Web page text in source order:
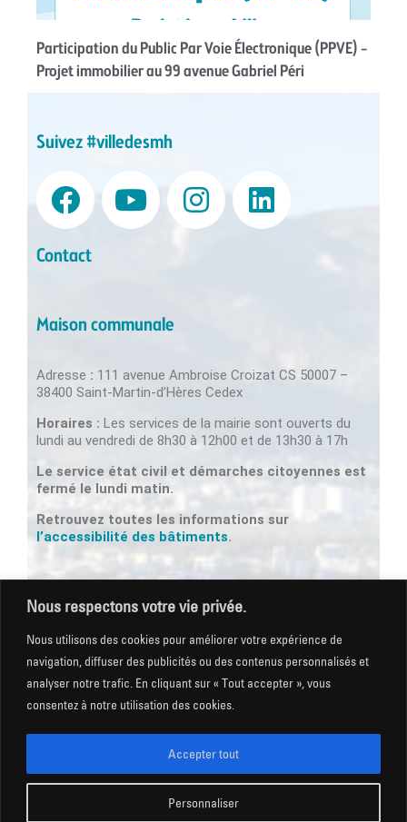
Nous respectons votre vie privée.
Nous utilisons des cookies pour améliorer votre expérience de
navigation, diffuser des publicités ou des contenus personnalisés et
analyser notre trafic. En cliquant sur « Tout accepter », vous
consentez à notre utilisation des cookies.
Personnaliser
Accepter tout
Participation du Public Par Voie Électronique (PPVE) –
Projet immobilier au 99 avenue Gabriel Péri
Suivez #villedesmh
Contact
Maison communale
Adresse : 111 avenue Ambroise Croizat CS 50007 –
38400 Saint-Martin-d’Hères Cedex
Horaires : Les services de la mairie sont ouverts du
lundi au vendredi de 8h30 à 12h00 et de 13h30 à 17h
Le service état civil et démarches citoyennes est
fermé le lundi matin.
Retrouvez toutes les informations sur
l’accessibilité des bâtiments.
Newsletter
Email *
Gestion des cookies